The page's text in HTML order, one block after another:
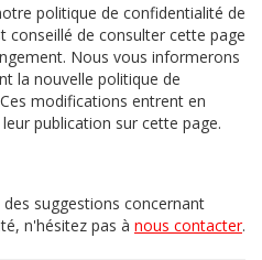
politique de confidentialité de
conseillé de consulter cette page
Nous vous informerons
la nouvelle politique de
modifications entrent en
publication sur cette page.
suggestions concernant
n'hésitez pas à nous contacter.